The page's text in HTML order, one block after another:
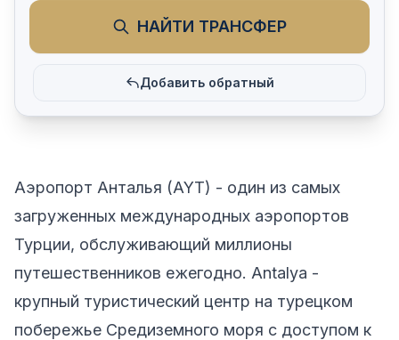
НАЙТИ ТРАНСФЕР
Добавить обратный
Аэропорт Анталья (AYT) - один из самых
загруженных международных аэропортов
Турции, обслуживающий миллионы
путешественников ежегодно. Antalya -
крупный туристический центр на турецком
побережье Средиземного моря с доступом к